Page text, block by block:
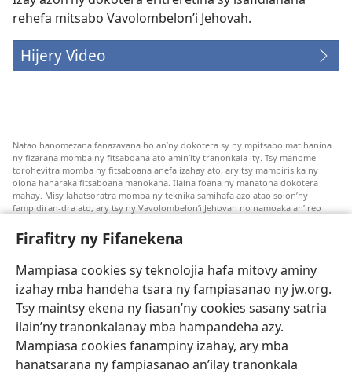
Firafitry ny Fifanekena
Mampiasa cookies sy teknolojia hafa mitovy aminy
izahay mba handeha tsara ny fampiasanao ny jw.org.
Tsy maintsy ekena ny fiasan’ny cookies sasany satria
ilain’ny tranonkalanay mba hampandeha azy.
Mampiasa cookies fanampiny izahay, ary mba
hanatsarana ny fampiasanao an’ilay tranonkala
rehefa mitsabo Vavolombelon’i Jehovah.
Hijery Video
Natao hanomezana fanazavana ho an’ny dokotera sy ny mpitsabo matihanina
ny fizarana momba ny fitsaboana ato amin’ity tranonkala ity. Tsy manome
torohevitra momba ny fitsaboana anefa izahay ato, ary tsy mampirisika ny
olona hanaraka fitsaboana manokana. Ilaina foana ny manatona dokotera
mahay. Misy lahatsoratra momba ny teknika samihafa azo atao solon’ny
fampidiran-dra ato, ary tsy ny Vavolombelon’i Jehovah no namoaka an’ireo
fanazavana nivoaka farany. Andraikiny ny miara-midinika amin’ny marary hoe
inona avy ny fitsaboana azo atao. Adidiny koa ny manampy ny marary hanao
Mety tsy hety na tsy heken’ny marary sasany ny fomba fitsaboana sy teknika
voaresaka ato.
Ho an’ny marary: Miresaha foana amin’ny dokoteranao na mpitsabo
matihanina hafa, raha marary ianao ka mila torohevitra na te hahafantatra
momba ny fitsaboana iray. Manatòna dokotera raha mahatsiaro ho tsy
metimety ianao.
Ito fifanekena ito no mifehy an’izay mampiasa an’ity tranonkala ity.